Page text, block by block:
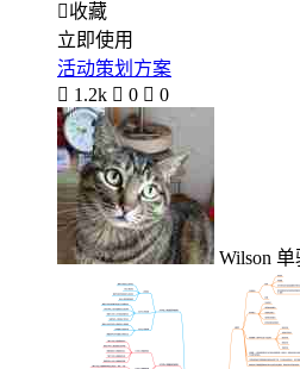
收藏
立即使用
活动策划方案
 1.2k  0  0
Wilson 单